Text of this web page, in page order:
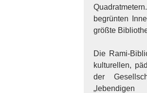
begrünten
größte
Die Rami-
kulturellen,
der